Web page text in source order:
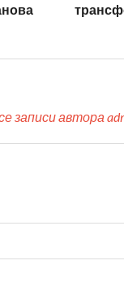
записи автора